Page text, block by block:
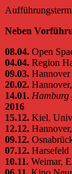
Neben
08.04. Open
04.04. Region
09.03.
20.02.
14.01. Hamburg
2016
15.12. Kiel,
12.12.
09.12.
07.12.
10.11. Weimar,